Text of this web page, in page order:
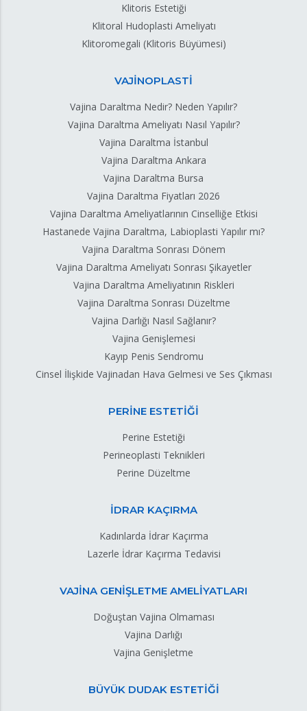
Klitoris Estetiği
Klitoral Hudoplasti Ameliyatı
Klitoromegali (Klitoris Büyümesi)
VAJİNOPLASTİ
Vajina Daraltma Nedir? Neden Yapılır?
Vajina Daraltma Ameliyatı Nasıl Yapılır?
Vajina Daraltma İstanbul
Vajina Daraltma Ankara
Vajina Daraltma Bursa
Vajina Daraltma Fiyatları 2026
Vajina Daraltma Ameliyatlarının Cinselliğe Etkisi
Hastanede Vajina Daraltma, Labioplasti Yapılır mı?
Vajina Daraltma Sonrası Dönem
Vajina Daraltma Ameliyatı Sonrası Şikayetler
Vajina Daraltma Ameliyatının Riskleri
Vajina Daraltma Sonrası Düzeltme
Vajina Darlığı Nasıl Sağlanır?
Vajina Genişlemesi
Kayıp Penis Sendromu
Cinsel İlişkide Vajinadan Hava Gelmesi ve Ses Çıkması
PERİNE ESTETİĞİ
Perine Estetiği
Perineoplasti Teknikleri
Perine Düzeltme
İDRAR KAÇIRMA
Kadınlarda İdrar Kaçırma
Lazerle İdrar Kaçırma Tedavisi
VAJİNA GENİŞLETME AMELİYATLARI
Doğuştan Vajina Olmaması
Vajina Darlığı
Vajina Genişletme
BÜYÜK DUDAK ESTETİĞİ